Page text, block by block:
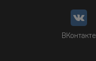
ВКонтакте